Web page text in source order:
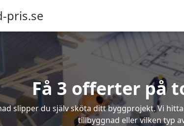
pris.se
Få 3 offerter på
slipper du själv sköta ditt byggprojekt. Vi
tillbyggnad eller vilken typ